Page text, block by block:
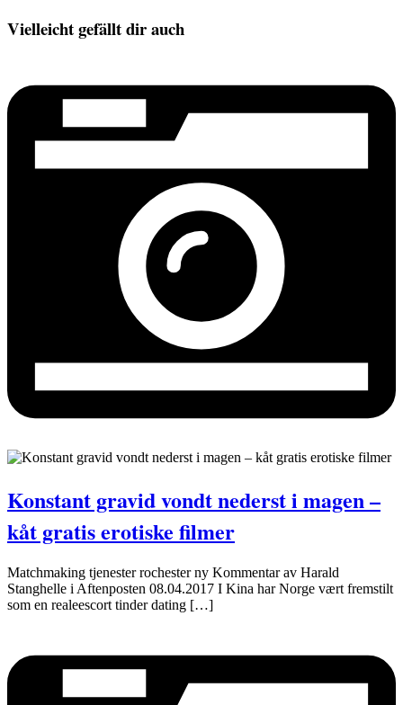
Vielleicht gefällt dir auch
Konstant gravid vondt nederst i magen –
kåt gratis erotiske filmer
Matchmaking tjenester rochester ny Kommentar av Harald
Stanghelle i Aftenposten 08.04.2017 I Kina har Norge vært fremstilt
som en realeescort tinder dating […]